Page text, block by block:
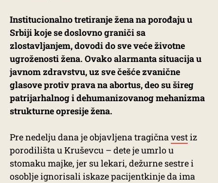
Institucionalno tretiranje žena na porođaju u
Srbiji koje se doslovno graniči sa
zlostavljanjem, dovodi do sve veće životne
ugroženosti žena. Ovako alarmanta situacija u
javnom zdravstvu, uz sve češće zvanične
glasove protiv prava na abortus, deo su šireg
patrijarhalnog i dehumanizovanog mehanizma
strukturne opresije žena.
Pre nedelju dana je objavljena tragičnavestiz
porodilišta u Kruševcu – dete je umrlo u
stomaku majke, jer su lekari, dežurne sestre i
osoblje ignorisali iskaze pacijentkinje da ima